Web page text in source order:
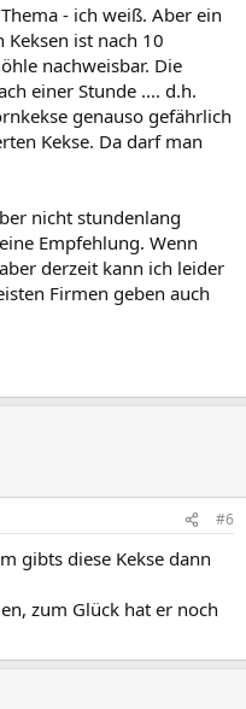
- ich weiß. Aber ein
Keksen ist nach 10
nachweisbar. Die
einer Stunde .... d.h.
genauso gefährlich
Kekse. Da darf man
nicht stundenlang
Empfehlung. Wenn
derzeit kann ich leider
Firmen geben auch
#6
gibts diese Kekse dann
zum Glück hat er noch